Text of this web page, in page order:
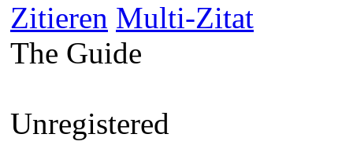
Zitieren Multi-Zitat
The Guide
Unregistered